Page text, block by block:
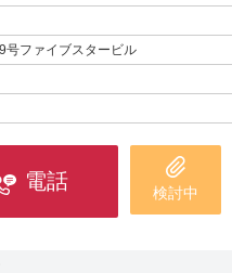
号ファイブスタービル
電話 検討中